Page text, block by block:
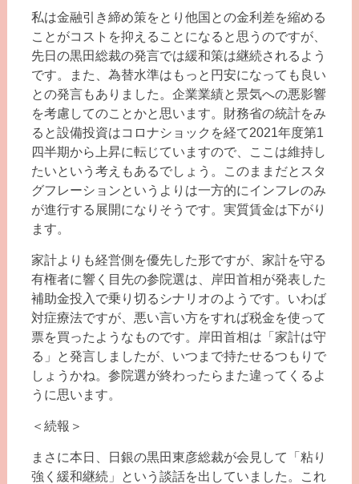
私は金融引き締め策をとり他国との金利差を縮める
ことがコストを抑えることになると思うのですが、
先日の黒田総裁の発言では緩和策は継続されるよう
です。また、為替水準はもっと円安になっても良い
との発言もありました。企業業績と景気への悪影響
を考慮してのことかと思います。財務省の統計をみ
ると設備投資はコロナショックを経て2021年度第1
四半期から上昇に転じていますので、ここは維持し
たいという考えもあるでしょう。このままだとスタ
グフレーションというよりは一方的にインフレのみ
が進行する展開になりそうです。実質賃金は下がり
ます。
家計よりも経営側を優先した形ですが、家計を守る
有権者に響く目先の参院選は、岸田首相が発表した
補助金投入で乗り切るシナリオのようです。いわば
対症療法ですが、悪い言い方をすれば税金を使って
票を買ったようなものです。岸田首相は「家計は守
る」と発言しましたが、いつまで持たせるつもりで
しょうかね。参院選が終わったらまた違ってくるよ
うに思います。
＜続報＞
まさに本日、日銀の黒田東彦総裁が会見して「粘り
強く緩和継続」という談話を出していました。これ